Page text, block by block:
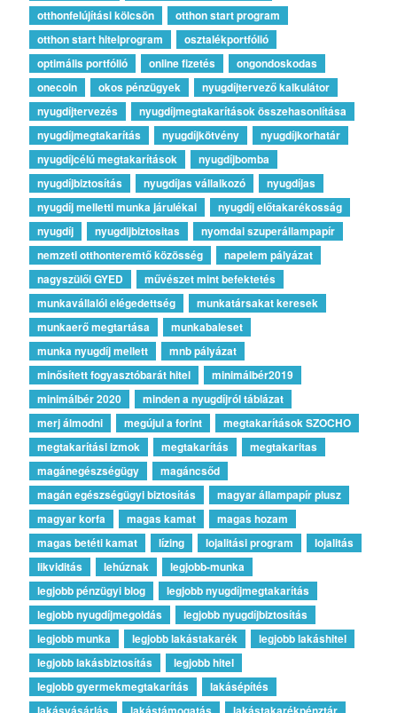
otthonfelújítási kölcsön
otthon start program
otthon start hitelprogram
osztalékportfólió
optimális portfólió
online fizetés
ongondoskodas
onecoin
okos pénzügyek
nyugdíjtervező kalkulátor
nyugdíjtervezés
nyugdíjmegtakarítások összehasonlítása
nyugdíjmegtakarítás
nyugdíjkötvény
nyugdíjkorhatár
nyugdíjcélú megtakarítások
nyugdíjbomba
nyugdíjbiztosítás
nyugdíjas vállalkozó
nyugdíjas
nyugdíj melletti munka járulékai
nyugdíj előtakarékosság
nyugdíj
nyugdijbiztositas
nyomdai szuperállampapír
nemzeti otthonteremtő közösség
napelem pályázat
nagyszülői GYED
művészet mint befektetés
munkavállalói elégedettség
munkatársakat keresek
munkaerő megtartása
munkabaleset
munka nyugdíj mellett
mnb pályázat
minősített fogyasztóbarát hitel
minimálbér2019
minimálbér 2020
minden a nyugdíjról táblázat
merj álmodni
megújul a forint
megtakarítások SZOCHO
megtakarítási izmok
megtakarítás
megtakaritas
magánegészségügy
magáncsőd
magán egészségügyi biztosítás
magyar állampapír plusz
magyar korfa
magas kamat
magas hozam
magas betéti kamat
lízing lojalitási program
lojalitás
likviditás
lehúznak
legjobb-munka
legjobb pénzügyi blog
legjobb nyugdíjmegtakarítás
legjobb nyugdíjmegoldás
legjobb nyugdíjbiztosítás
legjobb munka
legjobb lakástakarék
legjobb lakáshitel
legjobb lakásbiztosítás
legjobb hitel
legjobb gyermekmegtakarítás
lakásépítés